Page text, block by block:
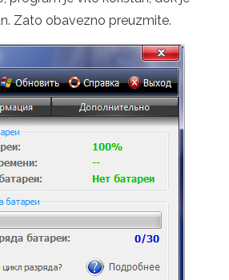
Zato obavezno preuzmite.